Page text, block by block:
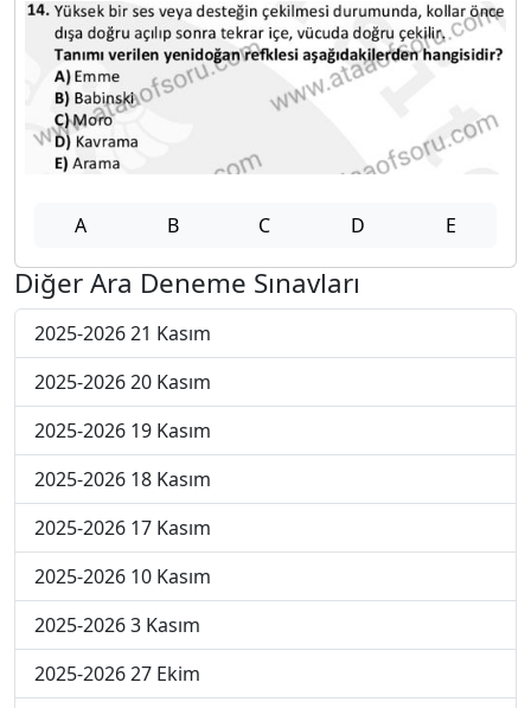
A B C D E
Diğer Ara Deneme Sınavları
2025-2026 21 Kasım
2025-2026 20 Kasım
2025-2026 19 Kasım
2025-2026 18 Kasım
2025-2026 17 Kasım
2025-2026 10 Kasım
2025-2026 3 Kasım
2025-2026 27 Ekim